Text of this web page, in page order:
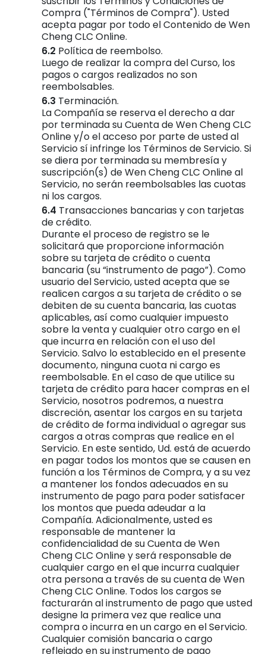
Compra ("Términos de Compra"). Usted
acepta pagar por todo el Contenido de Wen
Cheng CLC Online.
Política de reembolso.
Luego de realizar la compra del Curso, los
pagos o cargos realizados no son
reembolsables.
Terminación.
La Compañía se reserva el derecho a dar
por terminada su Cuenta de Wen Cheng CLC
Online y/o el acceso por parte de usted al
Servicio sí infringe los Términos de Servicio. Si
se diera por terminada su membresía y
suscripción(s) de Wen Cheng CLC Online al
Servicio, no serán reembolsables las cuotas
ni los cargos.
Transacciones bancarias y con tarjetas
de crédito.
Durante el proceso de registro se le
solicitará que proporcione información
sobre su tarjeta de crédito o cuenta
bancaria (su “instrumento de pago”). Como
usuario del Servicio, usted acepta que se
realicen cargos a su tarjeta de crédito o se
debiten de su cuenta bancaria, las cuotas
aplicables, así como cualquier impuesto
sobre la venta y cualquier otro cargo en el
que incurra en relación con el uso del
Servicio. Salvo lo establecido en el presente
documento, ninguna cuota ni cargo es
reembolsable. En el caso de que utilice su
tarjeta de crédito para hacer compras en el
Servicio, nosotros podremos, a nuestra
discreción, asentar los cargos en su tarjeta
de crédito de forma individual o agregar sus
cargos a otras compras que realice en el
Servicio. En este sentido, Ud. está de acuerdo
en pagar todos los montos que se causen en
función a los Términos de Compra, y a su vez
a mantener los fondos adecuados en su
instrumento de pago para poder satisfacer
los montos que pueda adeudar a la
Compañía. Adicionalmente, usted es
responsable de mantener la
confidencialidad de su Cuenta de Wen
Cheng CLC Online y será responsable de
cualquier cargo en el que incurra cualquier
otra persona a través de su cuenta de Wen
Cheng CLC Online. Todos los cargos se
facturarán al instrumento de pago que usted
designe la primera vez que realice una
compra o incurra en un cargo en el Servicio.
Cualquier comisión bancaria o cargo
reflejado en su instrumento de pago